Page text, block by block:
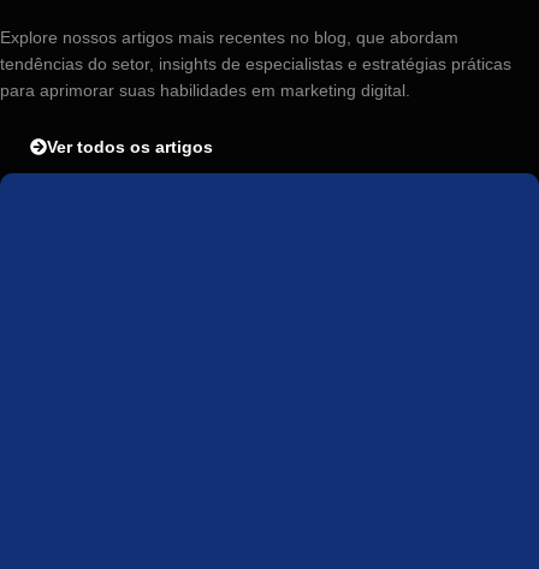
Explore nossos artigos mais recentes no blog, que abordam
tendências do setor, insights de especialistas e estratégias práticas
para aprimorar suas habilidades em marketing digital.
Ver todos os artigos